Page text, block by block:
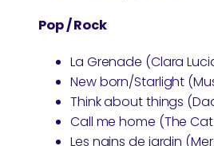
Pop / Rock
La Grenade (Clara
New born/Starlight
Think about things
Call me home (The
Les nains de jardin